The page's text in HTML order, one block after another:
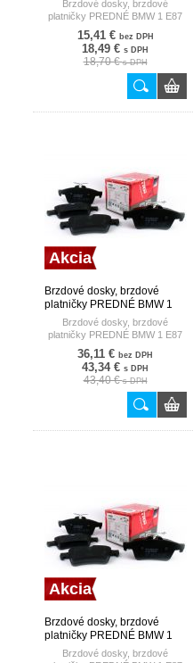
Brzdové dosky, brzdové
platničky PREDNÉ BMW 1 E87
116-118-120 04-
15,41 € bez DPH
18,49 € s DPH
18,70 €s DPH
Akcia
Brzdové dosky, brzdové
platničky PREDNÉ BMW 1
E87 116-118-120 04- TRW
Brzdové dosky, brzdové
platničky PREDNÉ BMW 1 E87
116-118-120 04-
36,11 € bez DPH
43,34 € s DPH
43,40 €s DPH
Akcia
Brzdové dosky, brzdové
platničky PREDNÉ BMW 1
E87 116-118-120 04- TRW
Brzdové dosky, brzdové